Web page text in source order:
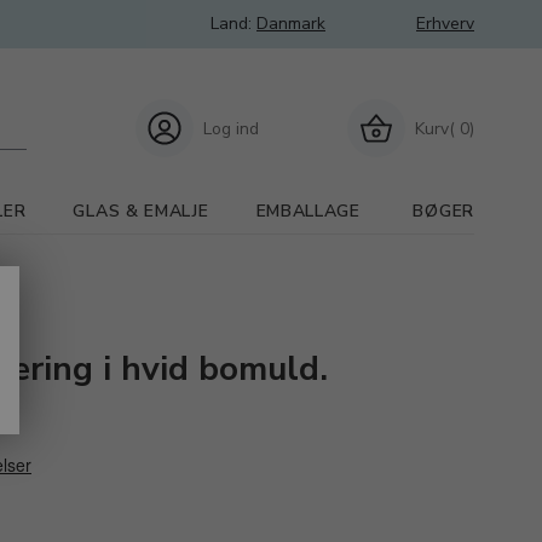
Land: Danmark Erhverv
Kurv( 0)
Log ind
GLAS & EMALJE EMBALLAGE BØGER
i hvid bomuld.